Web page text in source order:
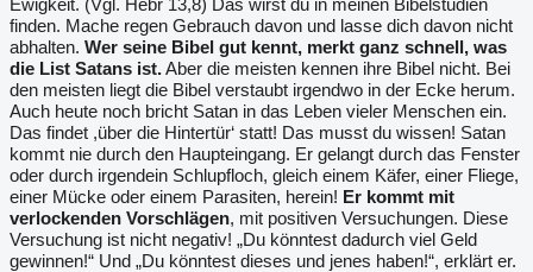
Ewigkeit. (Vgl. Hebr 13,8) Das wirst du in meinen Bibelstudien
finden. Mache regen Gebrauch davon und lasse dich davon nicht
abhalten. Wer seine Bibel gut kennt, merkt ganz schnell, was
die List Satans ist.Aber die meisten kennen ihre Bibel nicht. Bei
den meisten liegt die Bibel verstaubt irgendwo in der Ecke herum.
Auch heute noch bricht Satan in das Leben vieler Menschen ein.
Das findet ,über die Hintertür‘ statt! Das musst du wissen! Satan
kommt nie durch den Haupteingang. Er gelangt durch das Fenster
oder durch irgendein Schlupfloch, gleich einem Käfer, einer Fliege,
einer Mücke oder einem Parasiten, herein! Er kommt mit
verlockenden Vorschlägen, mit positiven Versuchungen. Diese
Versuchung ist nicht negativ! „Du könntest dadurch viel Geld
gewinnen!“ Und „Du könntest dieses und jenes haben!“, erklärt er.